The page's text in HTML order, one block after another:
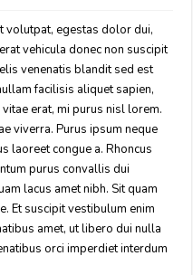
volutpat, egestas dolor dui,
vehicula donec non suscipit
venenatis blandit sed est
facilisis aliquet sapien,
erat, mi purus nisl lorem.
viverra. Purus ipsum neque
laoreet congue a. Rhoncus
purus convallis dui
lacus amet nibh. Sit quam
Et suscipit vestibulum enim
amet, ut libero dui nulla
orci imperdiet interdum